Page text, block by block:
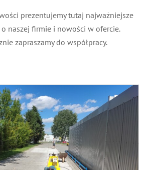
prezentujemy tutaj najważniejsze
naszej firmie i nowości w ofercie.
zapraszamy do współpracy.
na placu przemysłowym
Aktualności